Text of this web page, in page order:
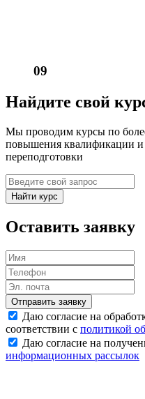
09
Найдите свой
Мы проводим курсы по
повышения квалификации и
переподготовки
Найти курс
Оставить заявку
Отправить заявку
Даю согласие на
соответствии с политикой
Даю согласие на
информационных рассылок